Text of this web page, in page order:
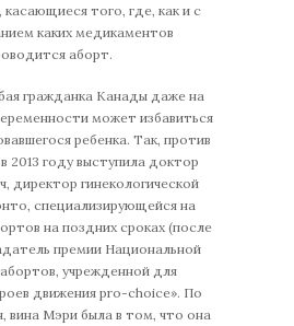
касающиеся того, где, как и с
каких медикаментов
аборт.
гражданка Канады даже на
может избавиться
ребенка. Так, против
2013 году выступила доктор
директор гинекологической
специализирующейся на
на поздних сроках (после
премии Национальной
учрежденной для
движения pro-choice». По
вина Мэри была в том, что она